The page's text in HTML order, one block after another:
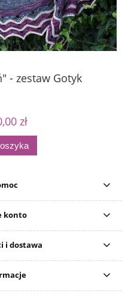
- zestaw Gotyk
zł
konto
i dostawa